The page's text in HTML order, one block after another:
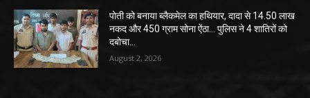
पोती को बनाया ब्लैकमेल का हथियार, दादा से 14.50 लाख
नकद और 450 ग्राम सोना ऐंठा… पुलिस ने 4 शातिरों को
दबोचा…
August 2, 2026